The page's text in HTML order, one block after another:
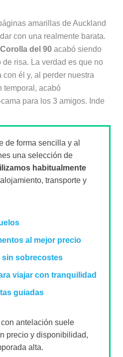
amarillas de Auckland
con una realmente barata.
del 90acabó siendo
risa. La verdad es que no
él y, al perder nuestra
temporal, acabó
para los 3 amigos. Inde
de forma sencilla y al
una selección de
habitualmente
transporte y
al mejor precio
sin sobrecostes
viajar con tranquilidad
guiadas
antelación suele
precio y disponibilidad,
alta.